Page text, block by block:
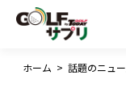
ホーム > 話題のニュ